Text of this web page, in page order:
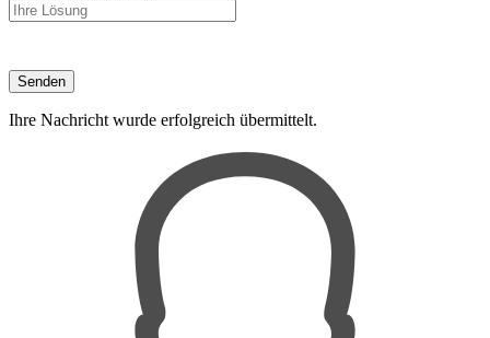
Ihre Nachricht wurde erfolgreich übermittelt.